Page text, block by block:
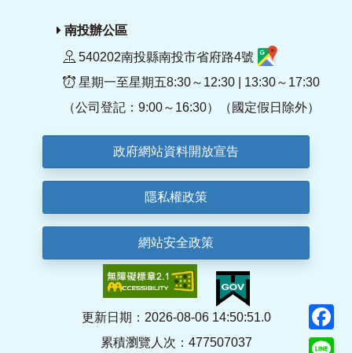
南投辦公區
540202南投縣南投市省府路4號
星期一至星期五8:30～12:30 | 13:30～17:30
（公司登記：9:00～16:30）（國定假日除外）
政府網站資料開放宣告
隱私權政策
網站安全政策
更新日期：2026-08-06 14:50:51.0
累積瀏覽人次：477507037